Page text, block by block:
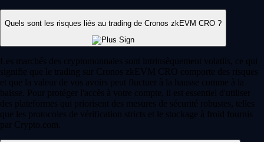
Quels sont les risques liés au trading de Cronos zkEVM CRO ?
Les marchés des cryptomonnaies sont intrinsèquement volatils, ce qui
signifie que le trading sur Cronos zkEVM CRO comporte des risques
et que la valeur de vos avoirs peut fluctuer à la hausse comme à la
baisse. Pour protéger l'accès à votre compte, il est essentiel d'utiliser
des plateformes qui priorisent des mesures de sécurité robustes, telles
que les protocoles de vérification stricts et le stockage à froid fournis
par Crypto.com.